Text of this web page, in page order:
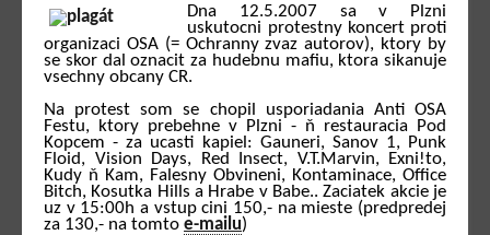
Dna 12.5.2007 sa v Plzni
uskutocni protestny koncert proti
organizaci OSA (= Ochranny zvaz autorov), ktory by
se skor dal oznacit za hudebnu mafiu, ktora sikanuje
vsechny obcany CR.
Na protest som se chopil usporiadania Anti OSA
Festu, ktory prebehne v Plzni - ň restauracia Pod
Kopcem - za ucasti kapiel: Gauneri, Sanov 1, Punk
Floid, Vision Days, Red Insect, V.T.Marvin, Exni!to,
Kudy ň Kam, Falesny Obvineni, Kontaminace, Office
Bitch, Kosutka Hills a Hrabe v Babe.. Zaciatek akcie je
uz v 15:00h a vstup cini 150,- na mieste (predpredej
za 130,- na tomto e-mailu)